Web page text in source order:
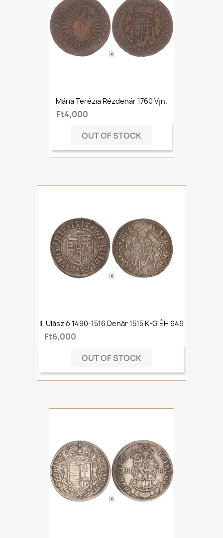
Mária Terézia Rézdenár 1760 Vjn.
Ft4,000
OUT OF STOCK
II. Ulászló 1490-1516 Denár 1515 K-G ÉH 646
Ft6,000
OUT OF STOCK